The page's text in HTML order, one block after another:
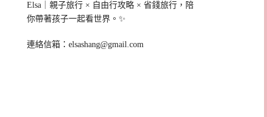
Elsa｜親子旅行 × 自由行攻略 × 省錢旅行，陪
你帶著孩子一起看世界。✨
連絡信箱：elsashang@gmail.com